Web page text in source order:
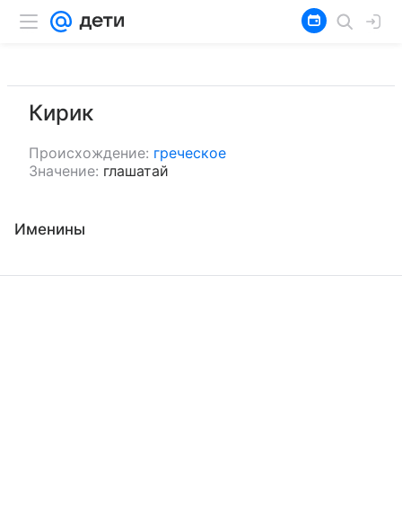
Кирик
Происхождение: греческое
Значение: глашатай
Именины